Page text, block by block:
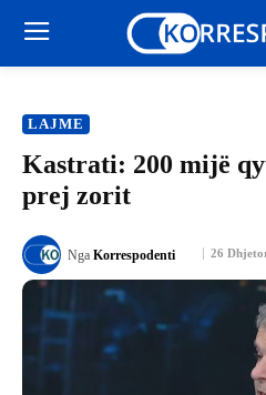
LAJME
Kastrati: 200 mijë
prej zorit
26
Nga Korrespodenti